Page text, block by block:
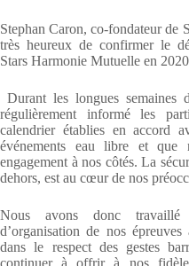
Stephan Caron, co-fondateur de
très heureux de confirmer le
Stars Harmonie Mutuelle en
Durant les longues semaines
régulièrement informé les
calendrier établies en accord
événements eau libre et que
engagement à nos côtés. La
dehors, est au cœur de nos
Nous avons donc
d’organisation de nos
dans le respect des gestes
continuer à offrir à nos